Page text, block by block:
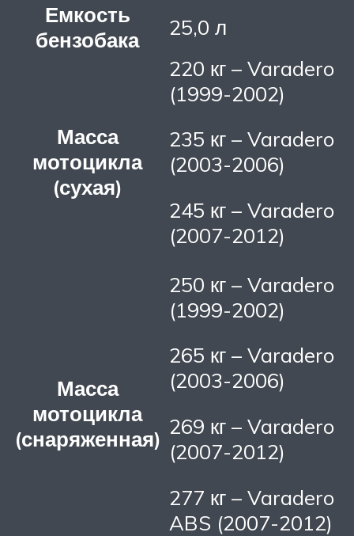
Емкость
бензобака
25,0 л
Масса
мотоцикла
(сухая)
220 кг – Varadero
(1999-2002)
235 кг – Varadero
(2003-2006)
245 кг – Varadero
(2007-2012)
Масса
мотоцикла
(снаряженная)
250 кг – Varadero
(1999-2002)
265 кг – Varadero
(2003-2006)
269 кг – Varadero
(2007-2012)
277 кг – Varadero
ABS (2007-2012)